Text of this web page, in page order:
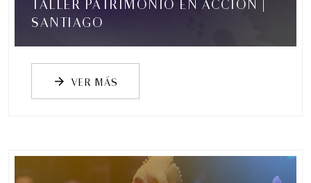
Romeo y Julieta | 2026
5:00 pm
SANTIAGO
arrow_forward VER MÁS